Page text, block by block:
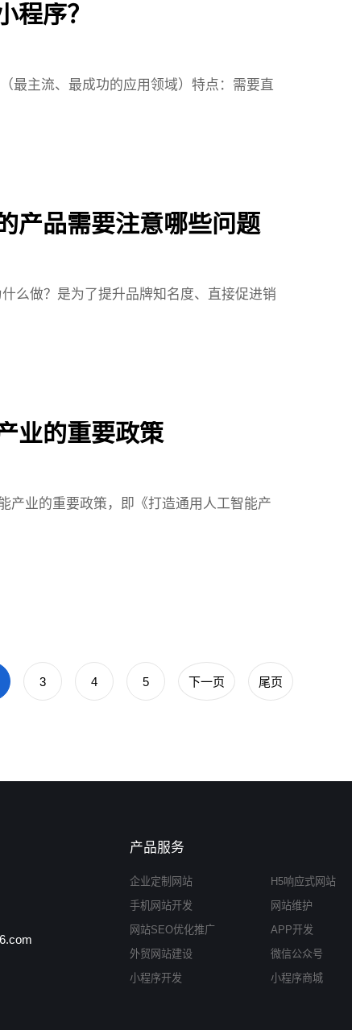
程序？
最主流、最成功的应用领域）特点：需要直
产品需要注意哪些问题
么做？是为了提升品牌知名度、直接促进销
业的重要政策
产业的重要政策，即《打造通用人工智能产
3 4 5 下一页 尾页
产品服务
企业定制网站
H5响应式网站
手机网站开发
网站维护
网站SEO优化推广
APP开发
外贸网站建设
微信公众号
小程序开发
小程序商城